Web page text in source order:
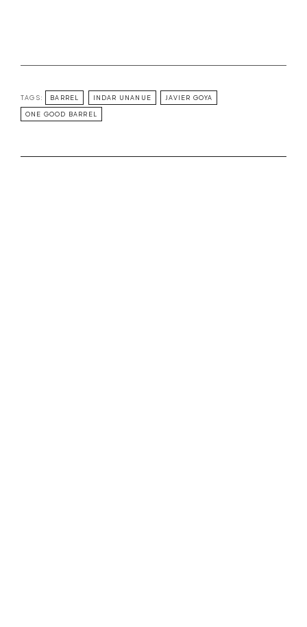
TAGS: BARREL INDAR UNANUE JAVIER GOYA
ONE GOOD BARREL